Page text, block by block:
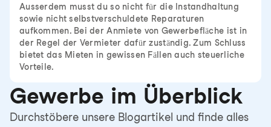
Ausserdem musst du so nicht für die Instandhaltung
sowie nicht selbstverschuldete Reparaturen
aufkommen. Bei der Anmiete von Gewerbefläche ist in
der Regel der Vermieter dafür zuständig. Zum Schluss
bietet das Mieten in gewissen Fällen auch steuerliche
Vorteile.
Gewerbe im Überblick
Durchstöbere unsere Blogartikel und finde alles